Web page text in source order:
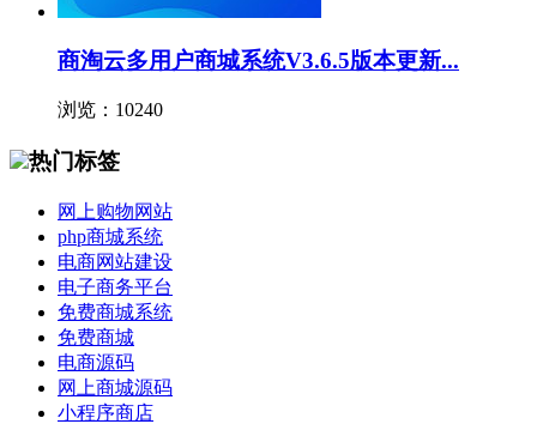
商淘云多用户商城系统V3.6.5版本更新...
浏览：10240
热门标签
网上购物网站
php商城系统
电商网站建设
电子商务平台
免费商城系统
免费商城
电商源码
网上商城源码
小程序商店